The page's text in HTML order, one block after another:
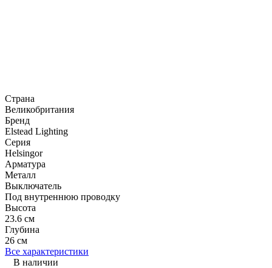
Страна
Великобритания
Бренд
Elstead Lighting
Серия
Helsingor
Арматура
Металл
Выключатель
Под внутреннюю проводку
Высота
23.6 см
Глубина
26 см
Все характеристики
В наличии